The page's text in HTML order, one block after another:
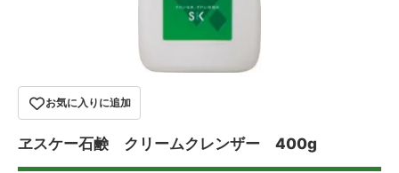
お気に入りに追加
ヱスケー石鹸 クリームクレンザー 400g